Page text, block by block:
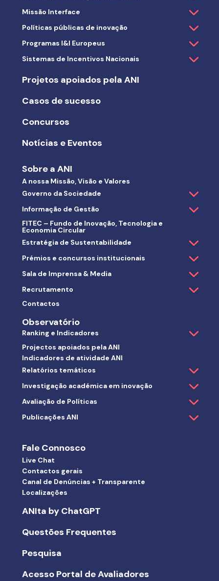
Missão Interface
Políticas públicas de inovação
Programas I&I Europeus
Sistemas de Incentivos Nacionais
Projetos apoiados pela ANI
Casos de sucesso
Concursos
Notícias e Eventos
Sobre a ANI
A nossa Missão, Visão e Valores
Governo da Sociedade
Informação de Gestão
FITEC – Fundo de Inovação, Tecnologia e
Economia Circular
Estratégia de Sustentabilidade
Prémios e concursos institucionais
Sala de Imprensa & Media
Recrutamento
Contactos
Observatório
Ranking e Indicadores
Projectos apoiados pela ANI
Indicadores de atividade ANI
Relatórios temáticos
Investigação académica em inovação
Avaliação de Políticas
Publicações ANI
Fale Connosco
Live Chat
Contactos gerais
Canal de Denúncias + Transparente
Localizações
ANIta by ChatGPT
Questões Frequentes
Pesquisa
Acesso Portal de Avaliadores